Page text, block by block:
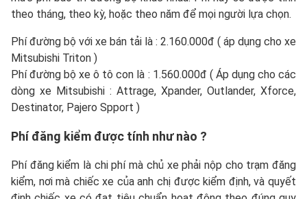
theo tháng, theo kỳ, hoặc theo năm để mọi người lựa chọn.
Phí đường bộ với xe bán tải là : 2.160.000đ ( áp dụng cho xe
Mitsubishi Triton )
Phí đường bộ xe ô tô con là : 1.560.000đ ( Áp dụng cho các
dòng xe Mitsubishi : Attrage, Xpander, Outlander, Xforce,
Destinator, Pajero Spport )
Phí đăng kiểm được tính như nào ?
Phí đăng kiểm là chi phí mà chủ xe phải nộp cho trạm đăng
kiểm, nơi mà chiếc xe của anh chị được kiểm định, và quyết